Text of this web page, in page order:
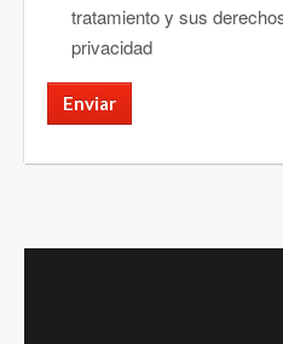
tratamiento y sus
privacidad
Enviar